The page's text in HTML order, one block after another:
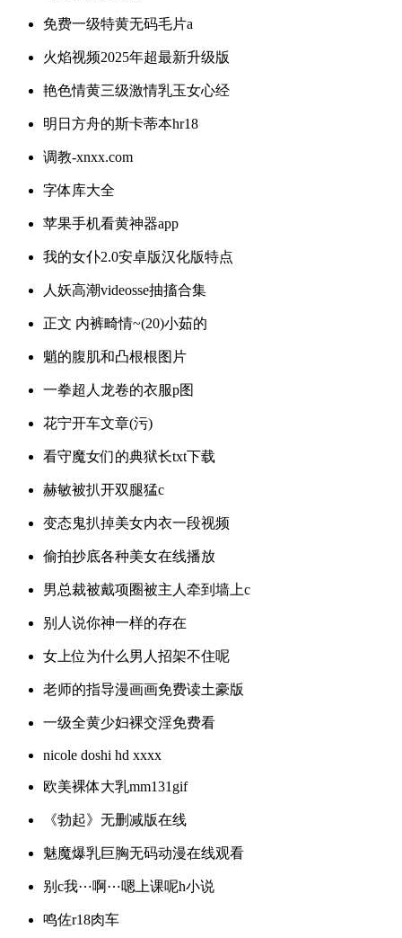
免费一级特黄无码毛片a
火焰视频2025年超最新升级版
艳色情黄三级激情乳玉女心经
明日方舟的斯卡蒂本hr18
调教-xnxx.com
字体库大全
苹果手机看黄神器app
我的女仆2.0安卓版汉化版特点
人妖高潮videosse抽搐合集
正文 内裤畸情~(20)小茹的
魈的腹肌和凸根根图片
一拳超人龙卷的衣服p图
花宁开车文章(污)
看守魔女们的典狱长txt下载
赫敏被扒开双腿猛c
变态鬼扒掉美女内衣一段视频
偷拍抄底各种美女在线播放
男总裁被戴项圈被主人牵到墙上c
别人说你神一样的存在
女上位为什么男人招架不住呢
老师的指导漫画画免费读土豪版
一级全黄少妇裸交淫免费看
nicole doshi hd xxxx
欧美裸体大乳mm131gif
《勃起》无删减版在线
魅魔爆乳巨胸无码动漫在线观看
别c我⋯啊⋯嗯上课呢h小说
鸣佐r18肉车